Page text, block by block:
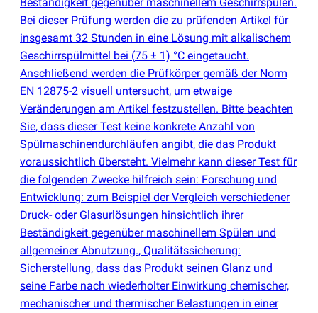
Bei dieser Prüfung werden die zu prüfenden Artikel für
insgesamt 32 Stunden in eine Lösung mit alkalischem
Geschirrspülmittel bei (75 ± 1) °C eingetaucht.
Anschließend werden die Prüfkörper gemäß der Norm
EN 12875-2 visuell untersucht, um etwaige
Veränderungen am Artikel festzustellen. Bitte beachten
Sie, dass dieser Test keine konkrete Anzahl von
Spülmaschinendurchläufen angibt, die das Produkt
voraussichtlich übersteht. Vielmehr kann dieser Test für
die folgenden Zwecke hilfreich sein: Forschung und
Entwicklung: zum Beispiel der Vergleich verschiedener
Druck- oder Glasurlösungen hinsichtlich ihrer
Beständigkeit gegenüber maschinellem Spülen und
allgemeiner Abnutzung., Qualitätssicherung:
Sicherstellung, dass das Produkt seinen Glanz und
seine Farbe nach wiederholter Einwirkung chemischer,
mechanischer und thermischer Belastungen in einer